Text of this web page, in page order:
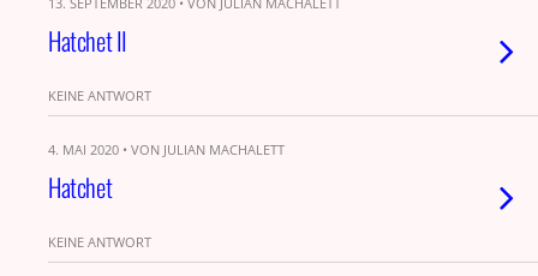
Hatchet II
KEINE ANTWORT
4. MAI 2020 • VON JULIAN MACHALETT
Hatchet
KEINE ANTWORT